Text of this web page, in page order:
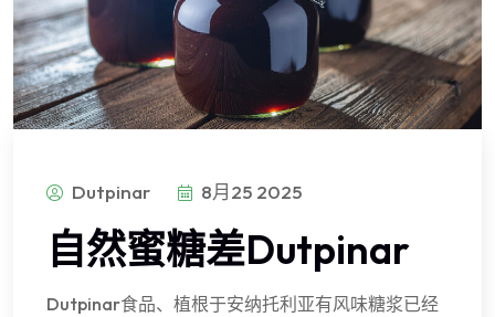
Dutpinar 8月25 2025
自然蜜糖差Dutpinar
Dutpinar食品、植根于安纳托利亚有风味糖浆已经